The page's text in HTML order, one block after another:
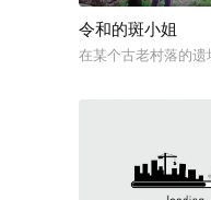
令和的斑小姐
在某个古老村落的遗